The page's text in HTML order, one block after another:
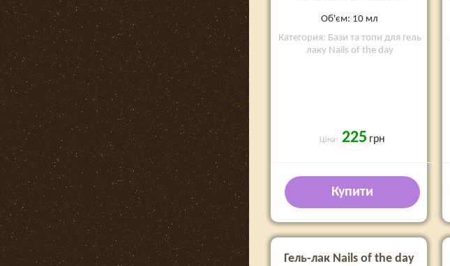
Об'єм: 10 мл
Категория: Бази та топи для гель
лаку Nails of the day
Ціна: 225 грн
Купити
Гель-лак Nails of the day